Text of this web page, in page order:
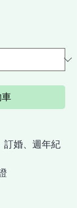
訂婚、週年紀